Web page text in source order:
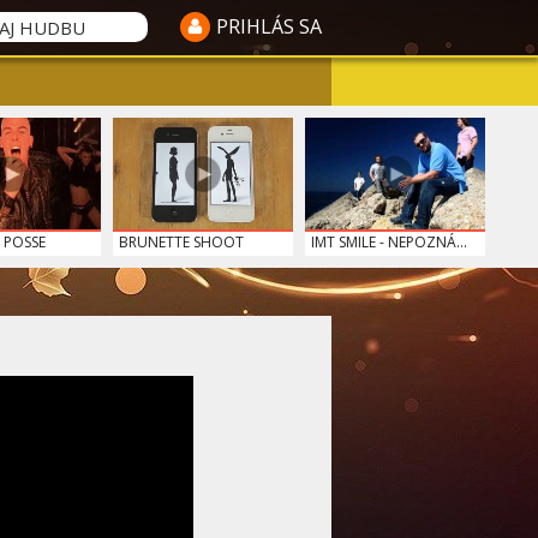
PRIHLÁS SA
BRUNETTE SHOOT
IMT SMILE - NEPOZNÁ...
SIA - THE GREATEST